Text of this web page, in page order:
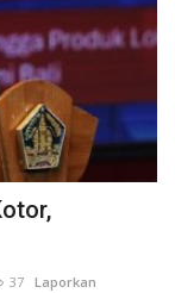
37 Laporkan